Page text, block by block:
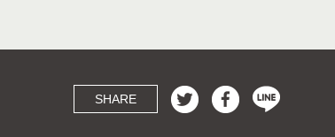
SHARE